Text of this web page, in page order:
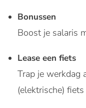
Bonussen
Boost je salaris
Lease een fiets
Trap je werkdag
(elektrische)